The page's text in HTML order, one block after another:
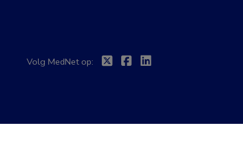
Volg MedNet op: TwitterFacebook
Linkedin